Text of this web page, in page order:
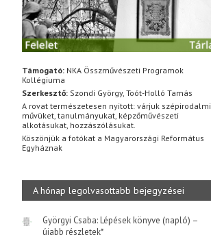
Támogató: NKA Összművészeti Programok
Kollégiuma
Szerkesztő: Szondi György, Toót-Holló Tamás
A rovat természetesen nyitott: várjuk szépirodalmi
művüket, tanulmányukat, képzőművészeti
alkotásukat, hozzászólásukat.
Köszönjük a fotókat a Magyarországi Református
Egyháznak
A hónap legolvasottabb bejegyzései
Györgyi Csaba: Lépések könyve (napló) –
újabb részletek*